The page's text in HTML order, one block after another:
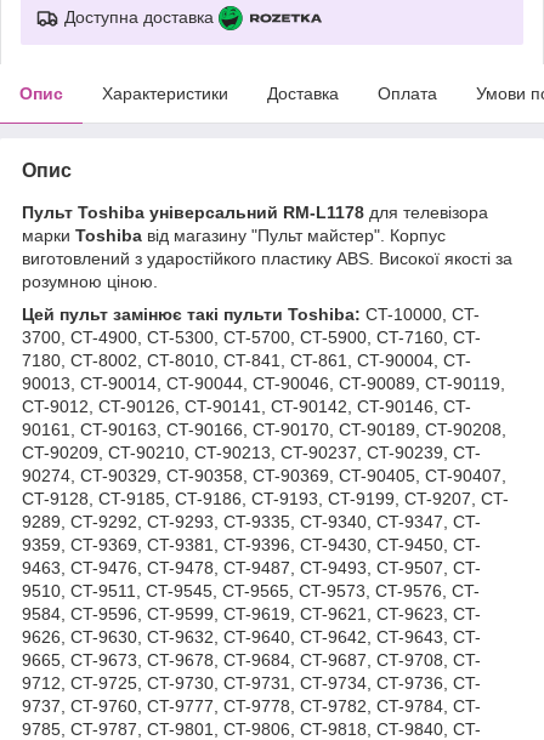
Доступна доставка
Опис Характеристики Доставка Оплата Умови
Опис
Пульт Toshiba універсальний RM-L1178 для телевізора
марки Toshiba від магазину "Пульт майстер". Корпус
виготовлений з ударостійкого пластику ABS. Високої якості за
розумною ціною.
Цей пульт замінює такі пульти Toshiba: CT-10000, CT-
3700, CT-4900, CT-5300, CT-5700, CT-5900, CT-7160, CT-
7180, CT-8002, CT-8010, CT-841, CT-861, CT-90004, CT-
90013, CT-90014, CT-90044, CT-90046, CT-90089, CT-90119,
CT-9012, CT-90126, CT-90141, CT-90142, CT-90146, CT-
90161, CT-90163, CT-90166, CT-90170, CT-90189, CT-90208,
CT-90209, CT-90210, CT-90213, CT-90237, CT-90239, CT-
90274, CT-90329, CT-90358, CT-90369, CT-90405, CT-90407,
CT-9128, CT-9185, CT-9186, CT-9193, CT-9199, CT-9207, CT-
9289, CT-9292, CT-9293, CT-9335, CT-9340, CT-9347, CT-
9359, CT-9369, CT-9381, CT-9396, CT-9430, CT-9450, CT-
9463, CT-9476, CT-9478, CT-9487, CT-9493, CT-9507, CT-
9510, CT-9511, CT-9545, CT-9565, CT-9573, CT-9576, CT-
9584, CT-9596, CT-9599, CT-9619, CT-9621, CT-9623, CT-
9626, CT-9630, CT-9632, CT-9640, CT-9642, CT-9643, CT-
9665, CT-9673, CT-9678, CT-9684, CT-9687, CT-9708, CT-
9712, CT-9725, CT-9730, CT-9731, CT-9734, CT-9736, CT-
9737, CT-9760, CT-9777, CT-9778, CT-9782, CT-9784, CT-
9785, CT-9787, CT-9801, CT-9806, CT-9818, CT-9840, CT-